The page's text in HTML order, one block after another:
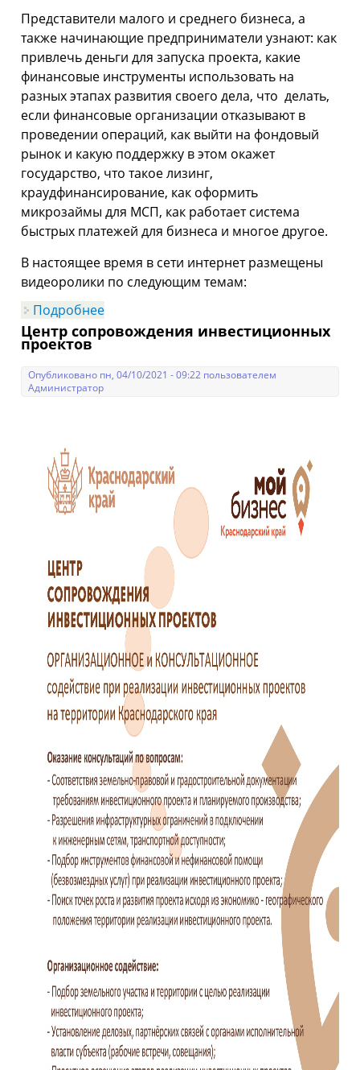
Представители малого и среднего бизнеса, а
также начинающие предприниматели узнают: как
привлечь деньги для запуска проекта, какие
финансовые инструменты использовать на
разных этапах развития своего дела, что делать,
если финансовые организации отказывают в
проведении операций, как выйти на фондовый
рынок и какую поддержку в этом окажет
государство, что такое лизинг,
краудфинансирование, как оформить
микрозаймы для МСП, как работает система
быстрых платежей для бизнеса и многое другое.
В настоящее время в сети интернет размещены
видеоролики по следующим темам:
Подробнее
Центр сопровождения инвестиционных
проектов
Опубликовано пн, 04/10/2021 - 09:22 пользователем
Администратор